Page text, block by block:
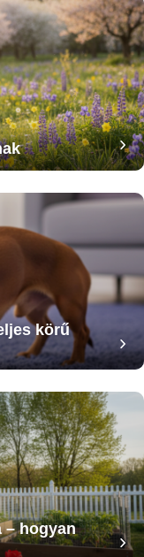
körű
– hogyan